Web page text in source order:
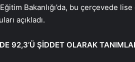
Bakanlığı’da, bu çerçevede lise
açıkladı.
92,3’Ü ŞİDDET OLARAK